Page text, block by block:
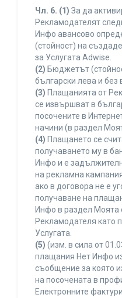
Чл. 6. (1) За да
Рекламодателят
Инфо авансово
(стойност) на
за Услугата Adwise.
(2) Бюджетът
български лева и
(3) Плащанията от
се извършват в
посочените в
начини (в раздел
(4) Плащането се
получаването му в
Инфо и е
на рекламна
ако в договора не е
получаване на
Инфо в раздел Моята
Рекламодателя като
Услугата.
(5) (изм. в сила от
плащания Нет Инфо
съобщение за която
на посочената в
Електронните